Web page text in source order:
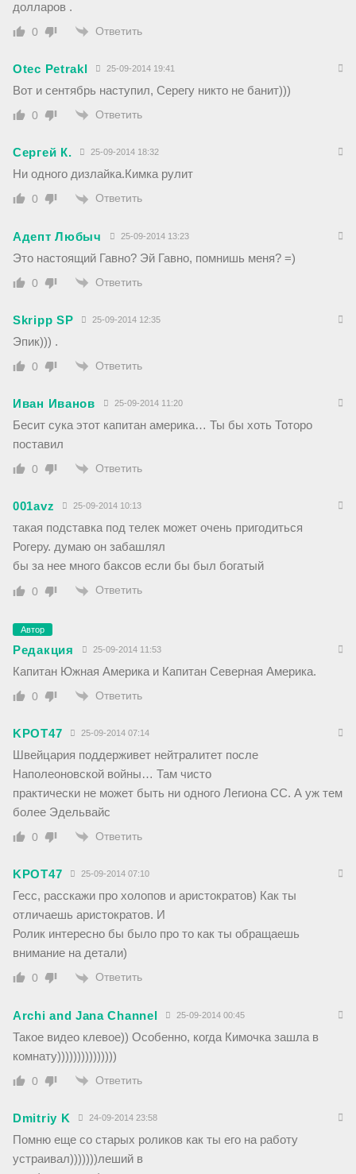
долларов .
0 Ответить
Otec Petrakl 25-09-2014 19:41
Вот и сентябрь наступил, Серегу никто не банит)))
0 Ответить
Сергей К. 25-09-2014 18:32
Ни одного дизлайка.Кимка рулит
0 Ответить
Адепт Любыч 25-09-2014 13:23
Это настоящий Гавно? Эй Гавно, помнишь меня? =)
0 Ответить
Skripp SP 25-09-2014 12:35
Эпик))) .
0 Ответить
Иван Иванов 25-09-2014 11:20
Бесит сука этот капитан америка… Ты бы хоть Тоторо
поставил
0 Ответить
001avz 25-09-2014 10:13
такая подставка под телек может очень пригодиться
Рогеру. думаю он забашлял
бы за нее много баксов если бы был богатый
0 Ответить
Автор
Редакция 25-09-2014 11:53
Капитан Южная Америка и Капитан Северная Америка.
0 Ответить
KPOT47 25-09-2014 07:14
Швейцария поддерживет нейтралитет после
Наполеоновской войны… Там чисто
практически не может быть ни одного Легиона СС. А уж тем
более Эдельвайс
0 Ответить
KPOT47 25-09-2014 07:10
Гесс, расскажи про холопов и аристократов) Как ты
отличаешь аристократов. И
Ролик интересно бы было про то как ты обращаешь
внимание на детали)
0 Ответить
Archi and Jana Channel 25-09-2014 00:45
Такое видео клевое)) Особенно, когда Кимочка зашла в
комнату)))))))))))))))
0 Ответить
Dmitriy K 24-09-2014 23:58
Помню еще со старых роликов как ты его на работу
устраивал)))))))леший в